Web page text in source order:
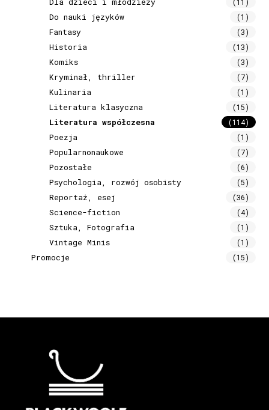
Do nauki języków (1)
Fantasy (3)
Historia (13)
Komiks (3)
Kryminał, thriller (7)
Kulinaria (1)
Literatura klasyczna (15)
Literatura współczesna (114)
Poezja (1)
Popularnonaukowe (7)
Pozostałe (6)
Psychologia, rozwój osobisty (5)
Reportaż, esej (36)
Science-fiction (4)
Sztuka, Fotografia (1)
Vintage Minis (1)
Promocje (15)